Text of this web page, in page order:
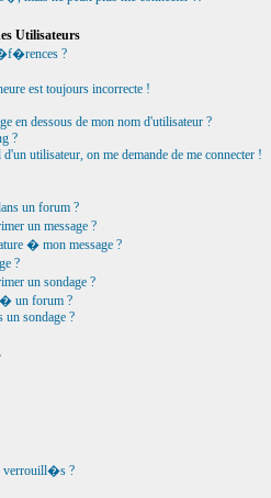
Utilisateurs
?
est toujours incorrecte !
en dessous de mon nom d'utilisateur ?
?
utilisateur, on me demande de me connecter !
un forum ?
un message ?
� mon message ?
?
un sondage ?
un forum ?
un sondage ?
verrouill�s ?